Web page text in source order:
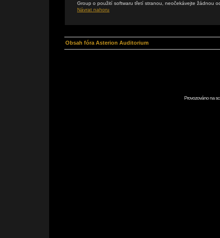
Group o použití softwaru třetí stranou, neočekávejte žádnou
Návrat nahoru
Obsah fóra Asterion Auditorium
Provozováno na